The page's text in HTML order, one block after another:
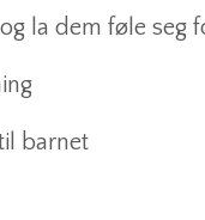
la dem føle seg
barnet